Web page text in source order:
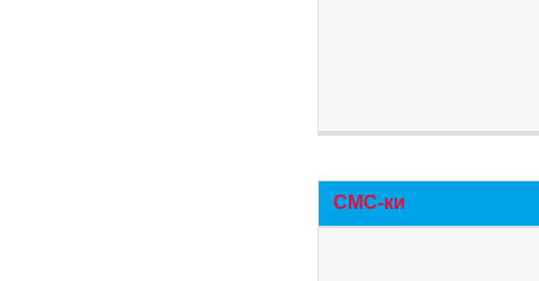
СМС-ки